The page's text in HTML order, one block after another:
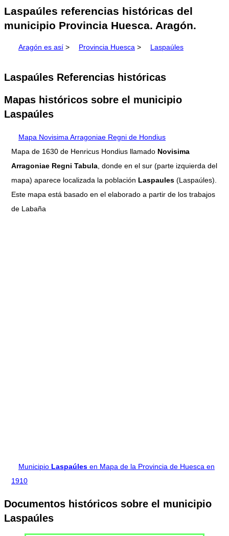
Laspaúles referencias históricas del
municipio Provincia Huesca. Aragón.
Aragón es así > Provincia Huesca > Laspaúles
Laspaúles Referencias históricas
Mapas históricos sobre el municipio
Laspaúles
Mapa Novisima Arragoniae Regni de Hondius
Mapa de 1630 de Henricus Hondius llamado Novisima
Arragoniae Regni Tabula , donde en el sur (parte izquierda del
mapa) aparece localizada la población Laspaules (Laspaúles).
Este mapa está basado en el elaborado a partir de los trabajos
de Labaña
Municipio Laspaúles en Mapa de la Provincia de Huesca en
1910
Documentos históricos sobre el municipio
Laspaúles